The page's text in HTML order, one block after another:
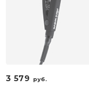
3 579 руб.